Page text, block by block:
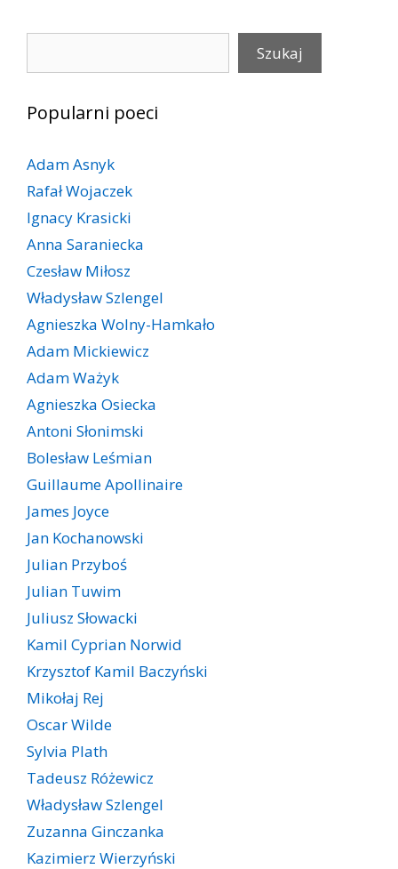
Szukaj
Popularni poeci
Adam Asnyk
Rafał Wojaczek
Ignacy Krasicki
Anna Saraniecka
Czesław Miłosz
Władysław Szlengel
Agnieszka Wolny-Hamkało
Adam Mickiewicz
Adam Ważyk
Agnieszka Osiecka
Antoni Słonimski
Bolesław Leśmian
Guillaume Apollinaire
James Joyce
Jan Kochanowski
Julian Przyboś
Julian Tuwim
Juliusz Słowacki
Kamil Cyprian Norwid
Krzysztof Kamil Baczyński
Mikołaj Rej
Oscar Wilde
Sylvia Plath
Tadeusz Różewicz
Władysław Szlengel
Zuzanna Ginczanka
Kazimierz Wierzyński